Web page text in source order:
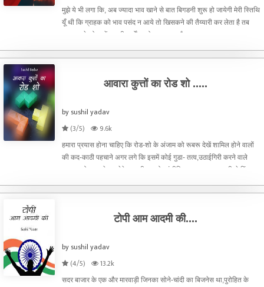
मुझे ये भी लगा कि, अब ज्यादा भाव खाने से बात बिगडनी शुरू हो जायेगी मेरी स्तिथि
यूँ थी कि ग्राहक को भाव पसंद न आये तो खिसकने की तैय्यारी कर लेता है तब
दूकानवाले को उन्हें उनकी शर्तों पर रोकना पड़ता है
आवारा कुत्तों का रोड शो .....
by sushil yadav
(3/5)
9.6k
हमारा प्रयास होना चाहिए कि रोड-शो के अंजाम को रूबरू देखें शामिल होने वालों
की कद-काठी पहचाने अगर लगे कि इसमें कोई गुडा- तत्व,उठाईगिरी करने वाले
,मुनाफाखोर ,घपलेबाज ठेकेदार ,नीयत खोर इंजीनियर ,गलत बयानबाजी से हिंसा
टोपी आम आदमी की....
by sushil yadav
(4/5)
13.2k
सदर बाजार के एक और मारवाड़ी जिनका सोने-चांदी का बिजनेस था,पुरोहित के